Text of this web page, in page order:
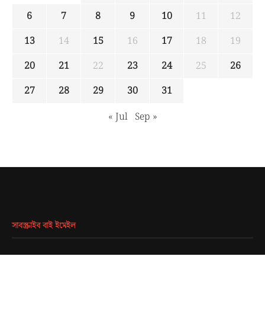
6
7 8 9 10 11
12
13
14 15 16 17 18
19
20
21 22 23 24 25
26
27
28 29 30
31
« Jul Sep »
সাবস্ক্রাইব বাই ইমেইল